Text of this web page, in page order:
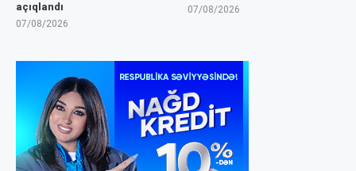
açıqlandı
07/08/2026
07/08/2026